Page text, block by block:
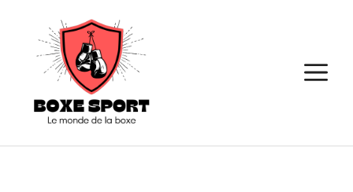
contenu